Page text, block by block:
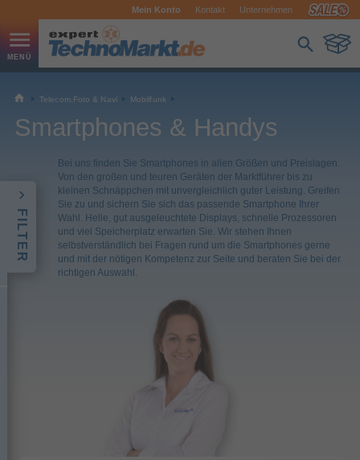
Mein Konto Kontakt Unternehmen
FILTER
Telecom,Foto & Navi Mobilfunk
Smartphones & Handys
Bei uns finden Sie Smartphones in allen Größen und Preislagen.
Von den großen und teuren Geräten der Marktführer bis zu
kleinen Schnäppchen mit unvergleichlich guter Leistung. Greifen
Sie zu und sichern Sie sich das passende Smartphone Ihrer
Wahl. Helle, gut ausgeleuchtete Displays, schnelle Prozessoren
und viel Speicherplatz erwarten Sie. Wir stehen Ihnen
selbstverständlich bei Fragen rund um die Smartphones gerne
und mit der nötigen Kompetenz zur Seite und beraten Sie bei der
richtigen Auswahl.